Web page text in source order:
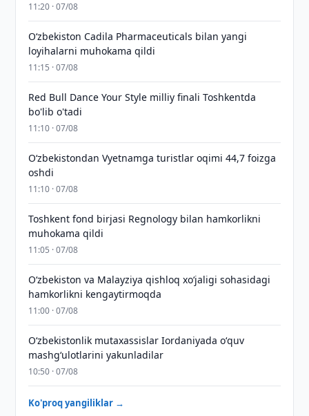
11:20 · 07/08
Oʻzbekiston Cadila Pharmaceuticals bilan yangi
loyihalarni muhokama qildi
11:15 · 07/08
Red Bull Dance Your Style milliy finali Toshkentda
bo'lib o'tadi
11:10 · 07/08
O‘zbekistondan Vyetnamga turistlar oqimi 44,7 foizga
oshdi
11:10 · 07/08
Toshkent fond birjasi Regnology bilan hamkorlikni
muhokama qildi
11:05 · 07/08
Oʻzbekiston va Malayziya qishloq xoʻjaligi sohasidagi
hamkorlikni kengaytirmoqda
11:00 · 07/08
Oʻzbekistonlik mutaxassislar Iordaniyada oʻquv
mashgʻulotlarini yakunladilar
10:50 · 07/08
Ko'proq yangiliklar →